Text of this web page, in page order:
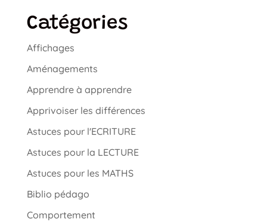
Catégories
Affichages
Aménagements
Apprendre à apprendre
Apprivoiser les différences
Astuces pour l'ECRITURE
Astuces pour la LECTURE
Astuces pour les MATHS
Biblio pédago
Comportement